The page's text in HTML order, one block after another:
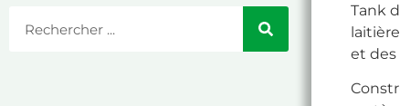
Tank
et des